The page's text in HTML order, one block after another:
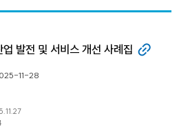
발전 및 서비스 개선 사례집
11-28